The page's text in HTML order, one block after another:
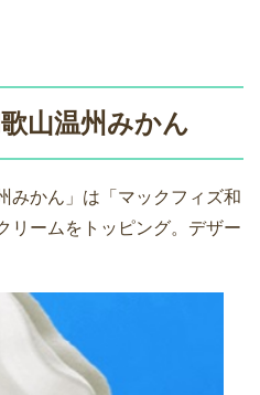
山温州みかん
みかん」は「マックフィズ和
リームをトッピング。デザー